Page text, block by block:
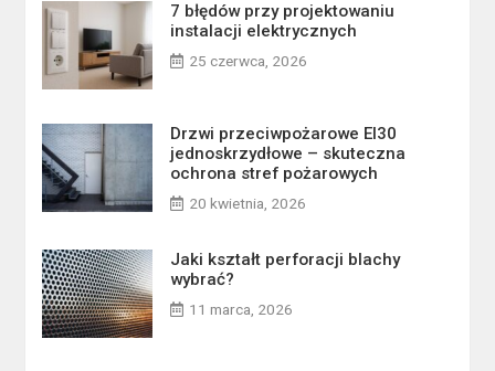
7 błędów przy projektowaniu
instalacji elektrycznych
25 czerwca, 2026
Drzwi przeciwpożarowe EI30
jednoskrzydłowe – skuteczna
ochrona stref pożarowych
20 kwietnia, 2026
Jaki kształt perforacji blachy
wybrać?
11 marca, 2026